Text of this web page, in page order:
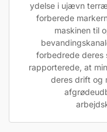
ydelse i ujævn
forberede
maskinen til
forbedrede deres
rapporterede, at
deres drift og